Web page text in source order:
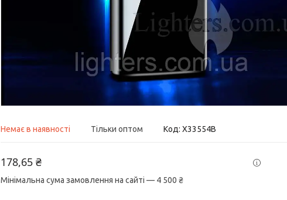
Немає в наявності Тільки оптом Код: X33554B
178,65 ₴
Мінімальна сума замовлення на сайті — 4 500 ₴